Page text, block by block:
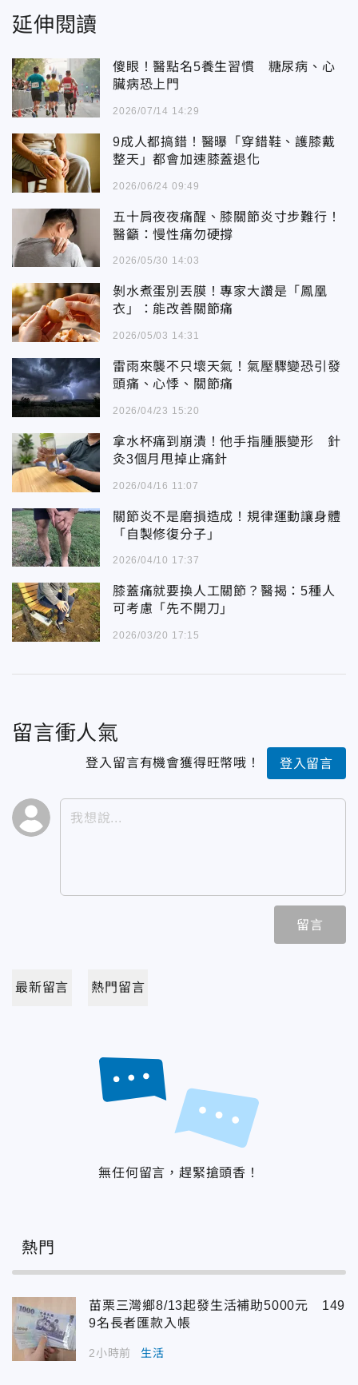
延伸閱讀
傻眼！醫點名5養生習慣 糖尿病、心
臟病恐上門
2026/07/14 14:29
9成人都搞錯！醫曝「穿錯鞋、護膝戴
整天」都會加速膝蓋退化
2026/06/24 09:49
五十肩夜夜痛醒、膝關節炎寸步難行！
醫籲：慢性痛勿硬撐
2026/05/30 14:03
剝水煮蛋別丟膜！專家大讚是「鳳凰
衣」：能改善關節痛
2026/05/03 14:31
雷雨來襲不只壞天氣！氣壓驟變恐引發
頭痛、心悸、關節痛
2026/04/23 15:20
拿水杯痛到崩潰！他手指腫脹變形 針
灸3個月甩掉止痛針
2026/04/16 11:07
關節炎不是磨損造成！規律運動讓身體
「自製修復分子」
2026/04/10 17:37
膝蓋痛就要換人工關節？醫揭：5種人
可考慮「先不開刀」
2026/03/20 17:15
留言衝人氣
登入留言有機會獲得旺幣哦！ 登入留言
留言
最新留言 熱門留言
無任何留言，趕緊搶頭香！
熱門
苗栗三灣鄉8/13起發生活補助5000元 149
9名長者匯款入帳
2小時前 生活